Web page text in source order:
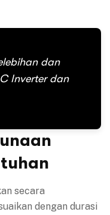
dan
Inverter dan
secara
dengan durasi